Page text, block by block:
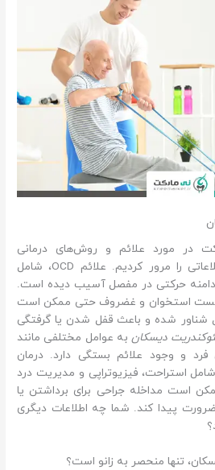
در مورد علائم و روش‌های درمانی
استئوکندریت دیسکان، اطلاعاتی را مرور کردیم. علائم OCD، شامل
حرکتی در مفصل آسیب دیده است.
سست استخوان و غضروف حتی ممکن است
شده و باعث قفل شدن یا گرفتگی
دیسکان به عوامل مختلفی مانند
و وجود علائم بستگی دارد. درمان
استراحت، فیزیوتراپی و مدیریت درد
است مداخله جراحی برای برداشتن یا
پیدا کند. شما چه اطلاعات دیگری
تنها منحصر به زانو است؟